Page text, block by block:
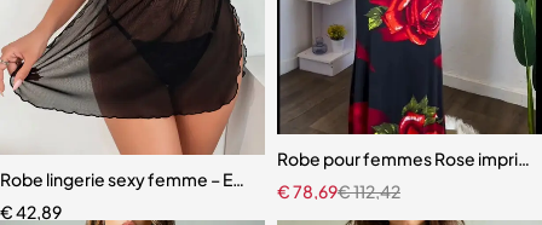
Robe lingerie sexy femme – Ensemble dentelle avec soutien-
€42,89
Robe pour femmes Rose
€112,42
€78,69